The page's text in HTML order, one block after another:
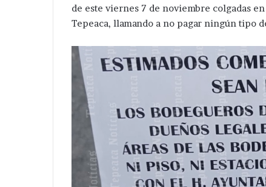
de este viernes 7 de noviembre colgadas
Tepeaca, llamando a no pagar ningún tipo